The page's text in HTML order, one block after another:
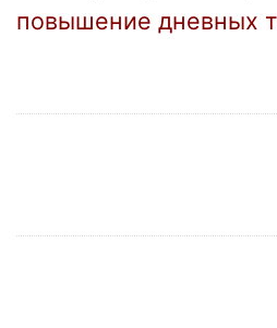
повышение дневных